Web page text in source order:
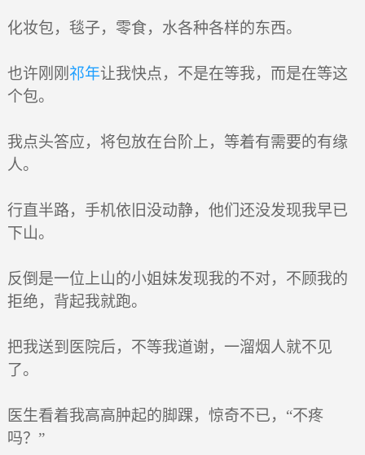
化妆包，毯子，零食，水各种各样的东西。
也许刚刚 祁年让我快点，不是在等我，而是在等这
个包。
我点头答应，将包放在台阶上，等着有需要的有缘
人。
行直半路，手机依旧没动静，他们还没发现我早已
下山。
反倒是一位上山的小姐妹发现我的不对，不顾我的
拒绝，背起我就跑。
把我送到医院后，不等我道谢，一溜烟人就不见
了。
医生看着我高高肿起的脚踝，惊奇不已，“不疼
吗？”